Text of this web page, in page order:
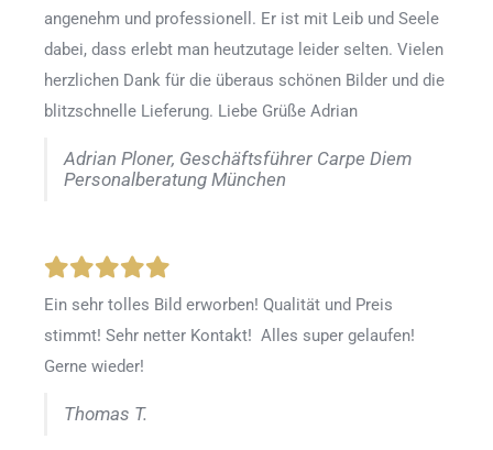
angenehm und professionell. Er ist mit Leib und Seele
dabei, dass erlebt man heutzutage leider selten. Vielen
herzlichen Dank für die überaus schönen Bilder und die
blitzschnelle Lieferung. Liebe Grüße Adrian
Adrian Ploner, Geschäftsführer Carpe Diem
Personalberatung München
Ein sehr tolles Bild erworben! Qualität und Preis
stimmt! Sehr netter Kontakt! Alles super gelaufen!
Gerne wieder!
Thomas T.